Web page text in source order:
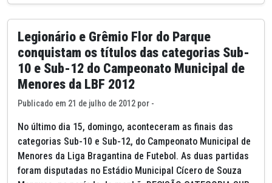
Legionário e Grêmio Flor do Parque
conquistam os títulos das categorias Sub-
10 e Sub-12 do Campeonato Municipal de
Menores da LBF 2012
Publicado em 21 de julho de 2012 por -
No último dia 15, domingo, aconteceram as finais das
categorias Sub-10 e Sub-12, do Campeonato Municipal de
Menores da Liga Bragantina de Futebol. As duas partidas
foram disputadas no Estádio Municipal Cícero de Souza